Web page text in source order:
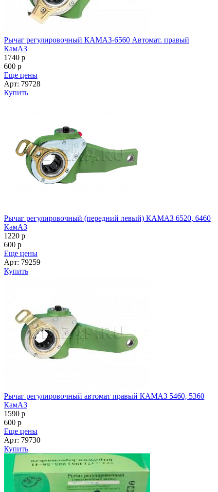
Рычаг регулировочный (передний левый) КАМАЗ 6520, 6460
КамАЗ
1220 p
600p
Рычаг регулировочный автомат правый КАМАЗ 5460, 5360
КамАЗ
1590 p
600p
Рычаг регулировочный (уз.шлиц) (64226-3501136) МАЗ
2136
600p
Еще цены
Арт: 64226-3501136
Купить